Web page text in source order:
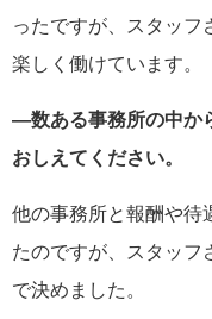
ったですが、スタッフ
楽しく働けています。
―数ある事務所の中か
おしえてください。
他の事務所と報酬や待
たのですが、スタッフ
で決めました。